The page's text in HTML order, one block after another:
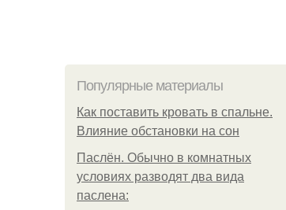
Популярные материалы
Как поставить кровать в спальне.
Влияние обстановки на сон
Паслён. Обычно в комнатных
условиях разводят два вида
паслена: